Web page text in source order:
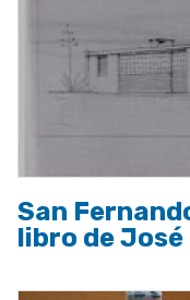
San
libro de José